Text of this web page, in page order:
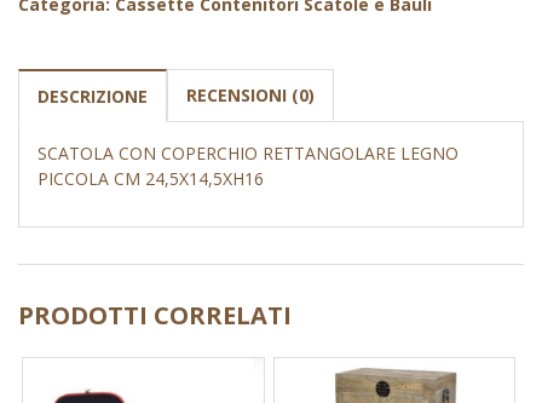
DESCRIZIONE RECENSIONI (0)
SCATOLA CON COPERCHIO RETTANGOLARE LEGNO
PICCOLA CM 24,5X14,5XH16
PRODOTTI CORRELATI